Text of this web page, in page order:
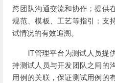
跨团队沟通交流和协作；提供
规范、模板、工艺等指引；支
试情况的有效追溯。
IT管理平台为测试人员提
持测试人员与开发团队之间的
用例的关联，保证测试用例的